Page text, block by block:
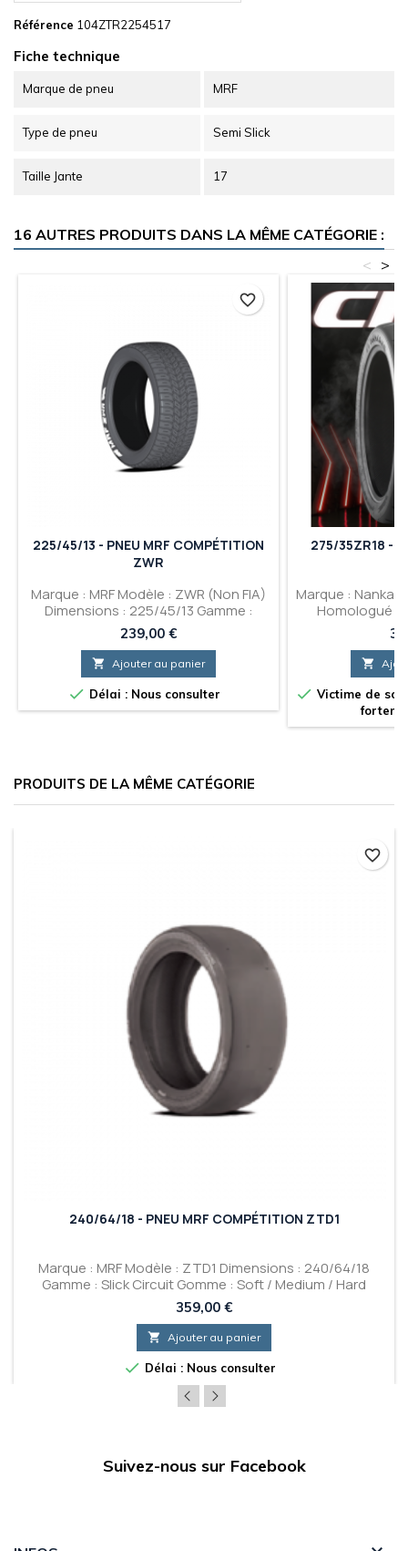
Référence 104ZTR2254517
Fiche technique
Marque de pneu MRF
Type de pneu Semi Slick
Taille Jante 17
16 AUTRES PRODUITS DANS LA MÊME CATÉGORIE :
>
<
225/45/13 - PNEU MRF COMPÉTITION
ZWR
Marque : MRF Modèle : ZWR (Non FIA)
Dimensions : 225/45/13 Gamme :
Rallye Asphalte Pluie Gomme : W6
Pluie
Prix
239,00 €
 Ajouter au panier
 Délai : Nous consulter
favorite_border
275/35ZR18 -
Marque :
Homologué
275/35/18

 Victime de
PRODUITS DE LA MÊME CATÉGORIE
240/64/18 - PNEU MRF COMPÉTITION ZTD1
Marque : MRF Modèle : ZTD1 Dimensions : 240/64/18
Gamme : Slick Circuit Gomme : Soft / Medium / Hard
Prix
359,00 €
 Ajouter au panier
 Délai : Nous consulter
favorite_border
Suivez-nous sur Facebook